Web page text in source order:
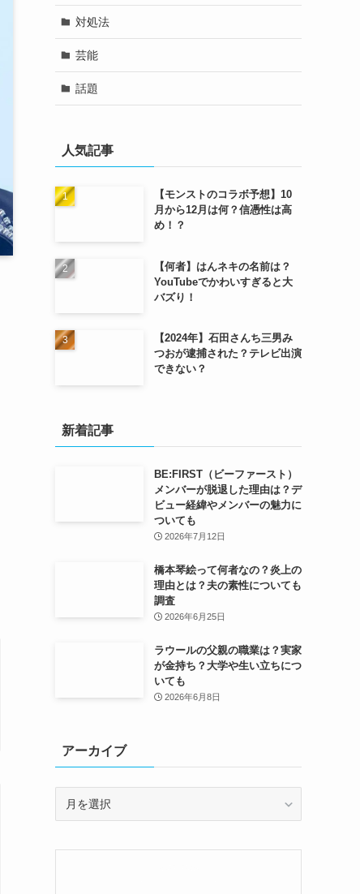
対処法
芸能
話題
人気記事
【モンストのコラボ予想】10
月から12月は何？信憑性は高
め！？
【何者】はんネキの名前は？
YouTubeでかわいすぎると大
バズり！
【2024年】石田さんち三男み
つおが逮捕された？テレビ出演
できない？
新着記事
BE:FIRST（ビーファースト）
メンバーが脱退した理由は？デ
ビュー経緯やメンバーの魅力に
ついても
2026年7月12日
橋本琴絵って何者なの？炎上の
理由とは？夫の素性についても
調査
2026年6月25日
ラウールの父親の職業は？実家
が金持ち？大学や生い立ちにつ
いても
2026年6月8日
アーカイブ
イ